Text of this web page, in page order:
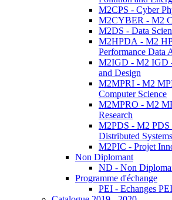
M2CPS - Cyber
M2CYBER - M2
M2DS - Data
M2HPDA - M2
Performance Data
M2IGD - M2 IGD
and Design
M2MPRI - M2
Computer Science
M2MPRO - M2
Research
M2PDS - M2 PDS
Distributed Systems
M2PIC - Projet
Non Diplomant
ND - Non
Programme d'échange
PEI - Echanges PEI